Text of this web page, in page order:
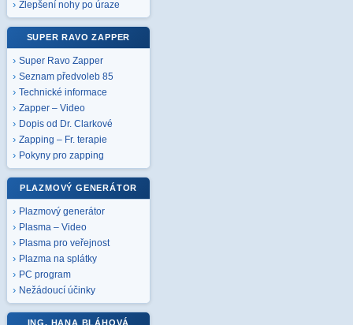
Zlepšení nohy po úraze
SUPER RAVO ZAPPER
Super Ravo Zapper
Seznam předvoleb 85
Technické informace
Zapper – Video
Dopis od Dr. Clarkové
Zapping – Fr. terapie
Pokyny pro zapping
PLAZMOVÝ GENERÁTOR
Plazmový generátor
Plasma – Video
Plasma pro veřejnost
Plazma na splátky
PC program
Nežádoucí účinky
ING. HANA BLÁHOVÁ